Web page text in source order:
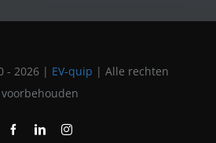
- 2026 | EV-quip | Alle rechten
voorbehouden
FacebookLinkedInInstagram